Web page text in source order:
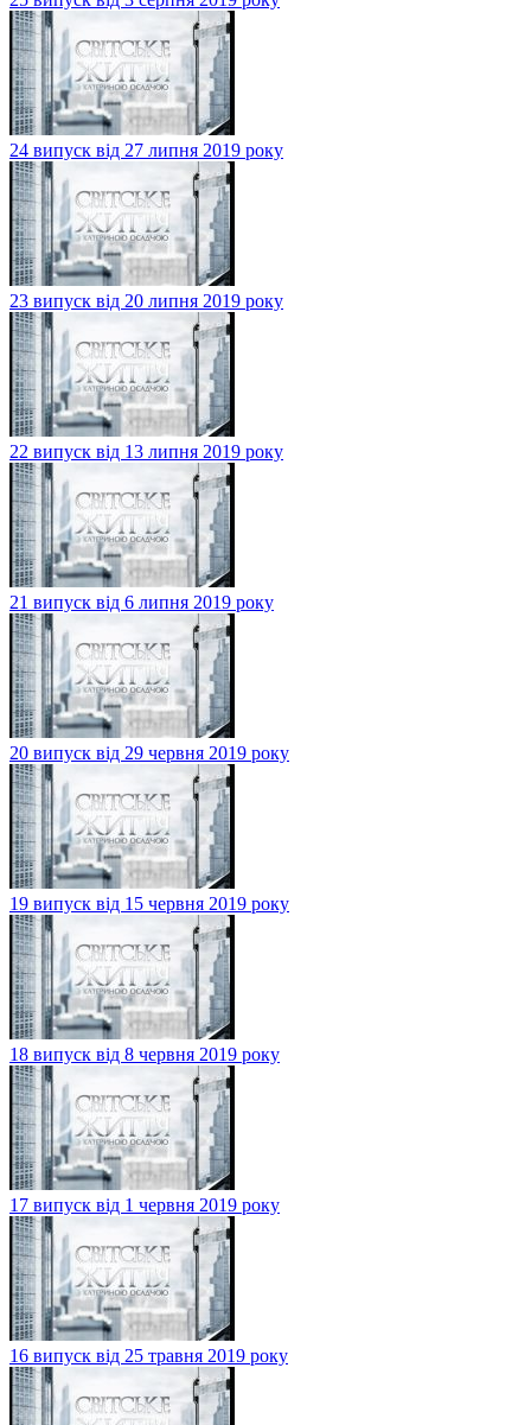
24 випуск від 27 липня 2019 року
23 випуск від 20 липня 2019 року
22 випуск від 13 липня 2019 року
21 випуск від 6 липня 2019 року
20 випуск від 29 червня 2019 року
19 випуск від 15 червня 2019 року
18 випуск від 8 червня 2019 року
17 випуск від 1 червня 2019 року
16 випуск від 25 травня 2019 року